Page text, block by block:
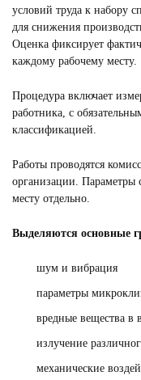
условий труда к набору
для снижения
Оценка фиксирует
каждому рабочему месту.
Процедура включает
работника, с
классификацией.
Работы проводятся
организации. Параметры
месту отдельно.
Выделяются основные
шум и вибрация
параметры
вредные вещества в
излучение
механические